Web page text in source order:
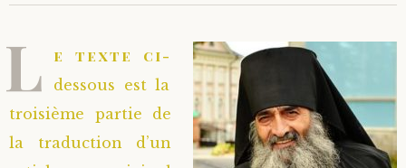
L e texte ci-
dessous est la
troisième partie de
la traduction d’un